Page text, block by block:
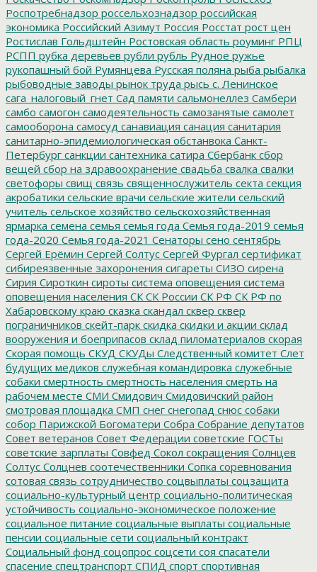
Роспотребнадзор россельхознадзор российская
экономика Российский Азимут Россия Росстат рост цен
Ростислав Гольдштейн Ростовская область роуминг РПЦ
РСПП рубка деревьев рубли рубль Рудное ружье
рукопашный бой Румянцева Русская поляна рыба рыбалка
рыбоводные заводы рынок труда рысь с. Ленинское
сага_налоговый_гнет Сад памяти сальмонеллез Самбери
самбо самогон самодеятельность самозанятые самолет
самооборона самосуд санавиация санация санитария
санитарно-эпидемиологическая обстанвока Санкт-
Петербург санкции сантехника сатира Сбербанк сбор
вещей сбор на здравоохранение свадьба свалка свалки
светофоры свищ связь священнослужитель секта секция
акробатики сельские врачи сельские жители сельский
учитель сельское хозяйство сельскохозяйственная
ярмарка семена семья семья года Семья года-2019 семья
года-2020 Семья года-2021 Сенаторы сено сентябрь
Сергей Ерёмин Сергей Солтус Сергей Фургал сертификат
сибиреязвенные захоронения сигареты СИЗО сирена
Сирия Сироткин сироты система оповещения система
оповещения населения СК СК России СК РФ СК РФ по
Хабаровскому краю сказка скандал сквер сквер
пограничников скейт-парк скидка скидки и акции склад
вооружения и боеприпасов склад пиломатериалов скорая
Скорая помощь СКУД СКУДы Следственный комитет Слет
будущих медиков служебная командировка служебные
собаки смертность смертность населения смерть на
рабочем месте СМИ Смидович Смидовичский район
смотровая площадка СМП снег снегопад снюс собаки
собор Парижской Богоматери Собра Собрание депутатов
Совет ветеранов Совет Федерации советские ГОСТы
советские зарплаты Совфед Сокол сокращения Солнцев
Солтус Солцнев соотечественники Сопка соревнования
сотовая связь сотрудничество соцвыплаты соцзащита
социально-культурный центр социально-политическая
устойчивость социально-экономическое положение
социальное питание социальные выплаты социальные
пенсии социальные сети социальный контракт
Социальный фонд соцопрос соцсети соя спасатели
спасение спецтранспорт СПИД спорт спортивная